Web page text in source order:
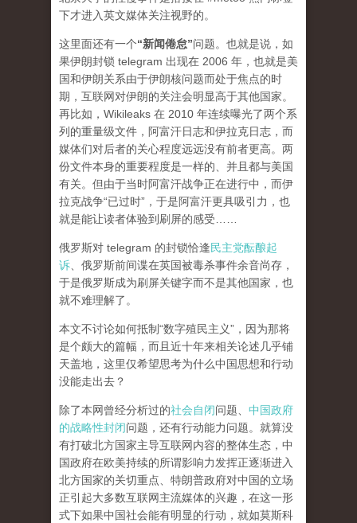
下才进入英文媒体关注视野的。
这里面还有一个“新闻倦怠”问题。也就是说，如
果伊朗封锁 telegram 出现在 2006 年，也就是美
国和伊朗关系由于伊朗核问题而处于焦点的时
期，互联网对伊朗的关注会明显高于其他国家。
再比如，Wikileaks 在 2010 年连续曝光了两个系
列的重量级文件，阿富汗日志和伊拉克日志，而
媒体们对后者的关心程度远远没有前者更高。两
份文件本身的重要程度是一样的、并且都与美国
有关。但由于当时阿富汗战争正在进行中，而伊
拉克战争“已过时”，于是阿富汗更具吸引力，也
就是能让读者体验到刷屏的感受……
俄罗斯对 telegram 的封锁恰逢民主党酝酿起
诉 、俄罗斯前间谍在英国被毒杀事件余音尚存，
于是俄罗斯成为刷屏关键字而不是其他国家，也
就不难理解了。
本文不讨论如何抵制“数字殖民主义”，因为那将
是个颇大的篇幅，而且近十年来相关论述几乎铺
天盖地，这里仅希望思考为什么中国思想和行动
没能走出去？
除了本网曾经分析过的社会自闭问题、 中国政府
的战略性封闭问题，还有行动能力问题。就算没
有打破北方国家主导互联网内容的整体生态，中
国政府在欧美持续的所谓影响力发挥正逐渐进入
北方国家的关切重点、特朗普政府对中国的立场
正引起大多数互联网主流媒体的兴趣，在这一形
式下如果中国社会能有明显的行动，就如莫斯科